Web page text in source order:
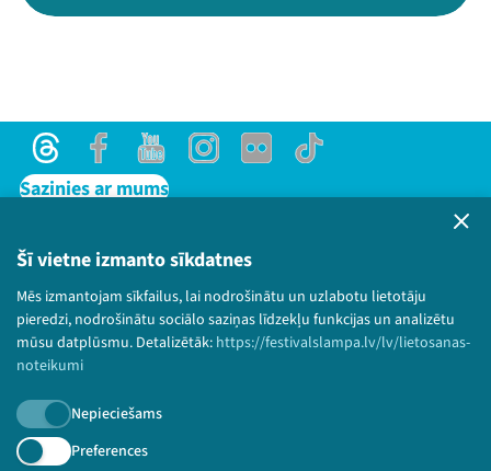
Šī vietne izmanto sīkdatnes
Mēs izmantojam sīkfailus, lai nodrošinātu un uzlabotu lietotāju
pieredzi, nodrošinātu sociālo saziņas līdzekļu funkcijas un analizētu
mūsu datplūsmu. Detalizētāk: https://festivalslampa.lv/lv/lietosanas-
noteikumi
Nepieciešams
Preferences
ThreadsFacebookYoutubeInstagram
Flick TikTok
Sazinies ar mums
Lietošanas noteikumi un sīkdatņu politika
Bērnu aizsardzības politika
© 2026 Sarunu festivāls LAMPA Visas tiesības
paturētas.
Piesakies jaunumiem!